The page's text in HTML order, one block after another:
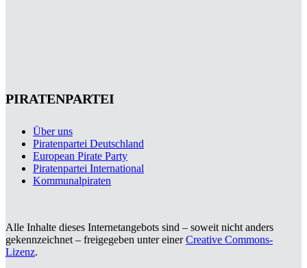
PIRATENPARTEI
Über uns
Piratenpartei Deutschland
European Pirate Party
Piratenpartei International
Kommunalpiraten
Alle Inhalte dieses Internetangebots sind – soweit nicht anders
gekennzeichnet – freigegeben unter einerCreative Commons-
Lizenz.